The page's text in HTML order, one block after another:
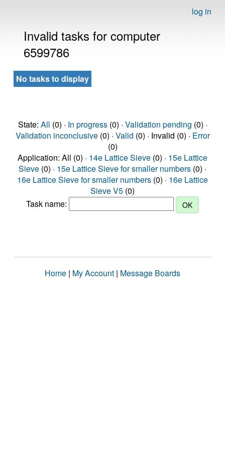
log in
Invalid tasks for computer
6599786
No tasks to display
State: All (0) · In progress(0) · Validation pending (0) ·
Validation inconclusive(0) · Valid (0) · Invalid (0) · Error
(0)
Application: All (0) · 14e Lattice Sieve (0) · 15e Lattice
Sieve (0) · 15e Lattice Sieve for smaller numbers (0) ·
16e Lattice Sieve for smaller numbers (0) · 16e Lattice
Sieve V5 (0)
Task name:
Home | My Account | Message Boards